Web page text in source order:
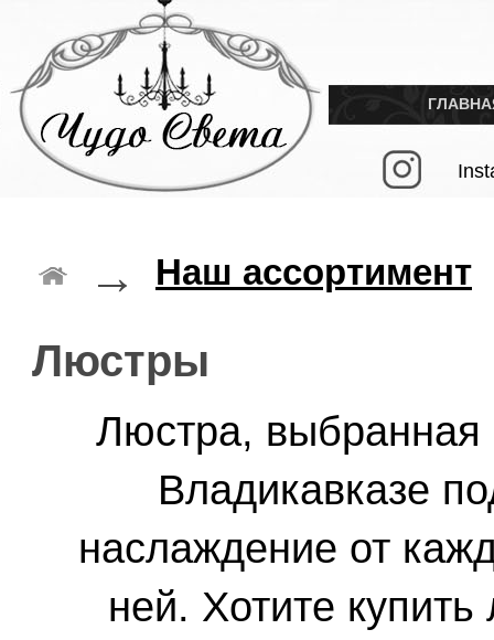
→ Наш ассортимент
Люстры
Люстра,
Владикавказе
наслаждение от
ней. Хотите